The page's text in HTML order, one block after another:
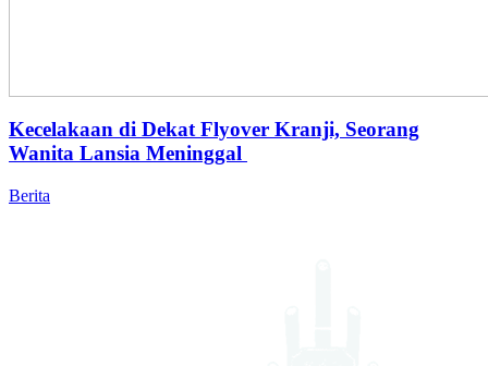
Kecelakaan di Dekat Flyover Kranji, Seorang
Wanita Lansia Meninggal
Berita